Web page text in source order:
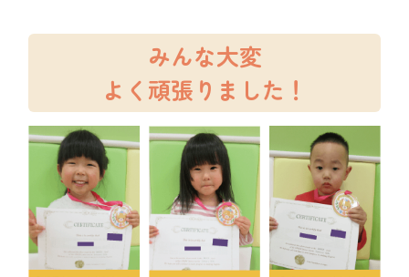
みんな大変
よく頑張りました！